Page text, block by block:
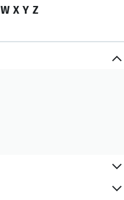
W X Y Z